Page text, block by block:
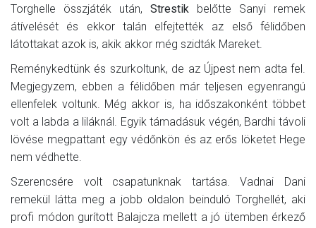
Torghelle összjáték után, Strestik belőtte Sanyi remek
átívelését és ekkor talán elfejtették az első félidőben
látottakat azok is, akik akkor még szidták Mareket.
Reménykedtünk és szurkoltunk, de az Újpest nem adta fel.
Megjegyzem, ebben a félidőben már teljesen egyenrangú
ellenfelek voltunk. Még akkor is, ha időszakonként többet
volt a labda a liláknál. Egyik támadásuk végén, Bardhi távoli
lövése megpattant egy védőnkön és az erős löketet Hege
nem védhette.
Szerencsére volt csapatunknak tartása. Vadnai Dani
remekül látta meg a jobb oldalon beinduló Torghellét, aki
profi módon gurított Balajcza mellett a jó ütemben érkező